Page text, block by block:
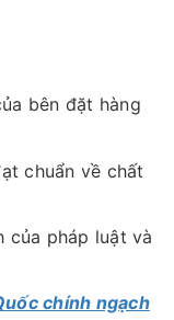
bên đặt hàng
chuẩn về chất
của pháp luật và
chính ngạch